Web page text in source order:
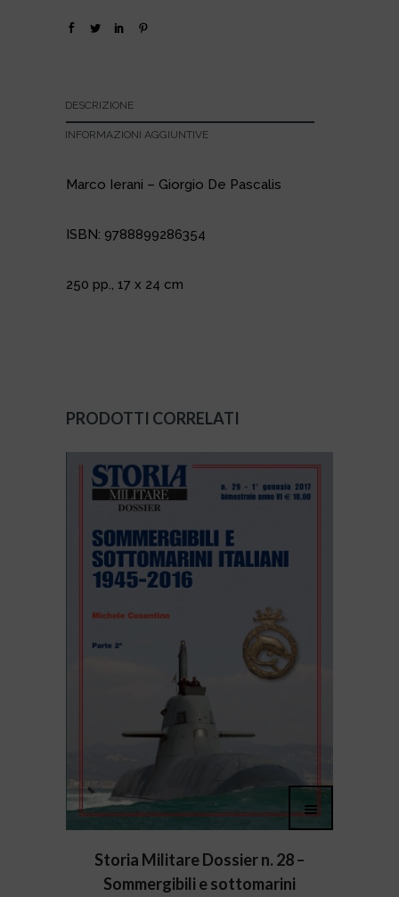
DESCRIZIONE
INFORMAZIONI AGGIUNTIVE
Marco Ierani – Giorgio De Pascalis
ISBN: 9788899286354
250 pp., 17 x 24 cm
PRODOTTI CORRELATI
Storia Militare Dossier n. 28 –
Sommergibili e sottomarini